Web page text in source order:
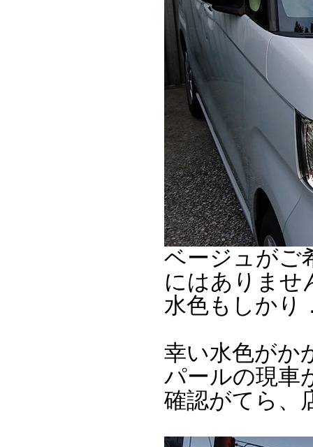
ベージュがご
にはありませ
水色もしかり
幸い水色がか
パールの現車
確認がてら、